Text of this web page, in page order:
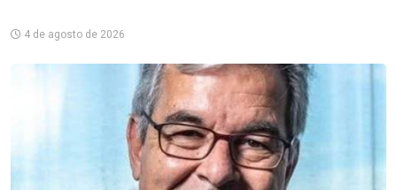
4 de agosto de 2026